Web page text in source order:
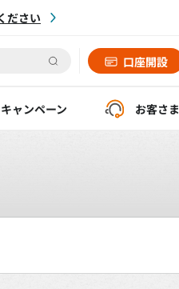
ださい
口座開設
キャンペーン お客さま